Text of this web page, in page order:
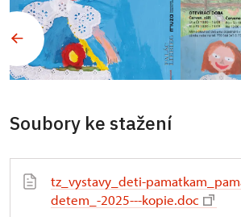
Soubory ke stažení
tz_vystavy_deti-
detem_-2025---kopie.doc